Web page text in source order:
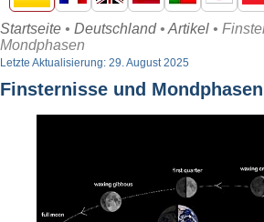
Startseite • Deutschland• Artikel •
Mondphasen
Letzte Aktualisierung: 29. August 2025
Finsternisse und Mondphasen